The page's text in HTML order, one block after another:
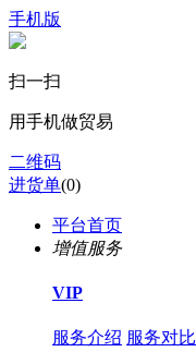
手机版
扫一扫
用手机做贸易
二维码
进货单(0)
平台首页
增值服务
VIP
服务介绍 服务对比